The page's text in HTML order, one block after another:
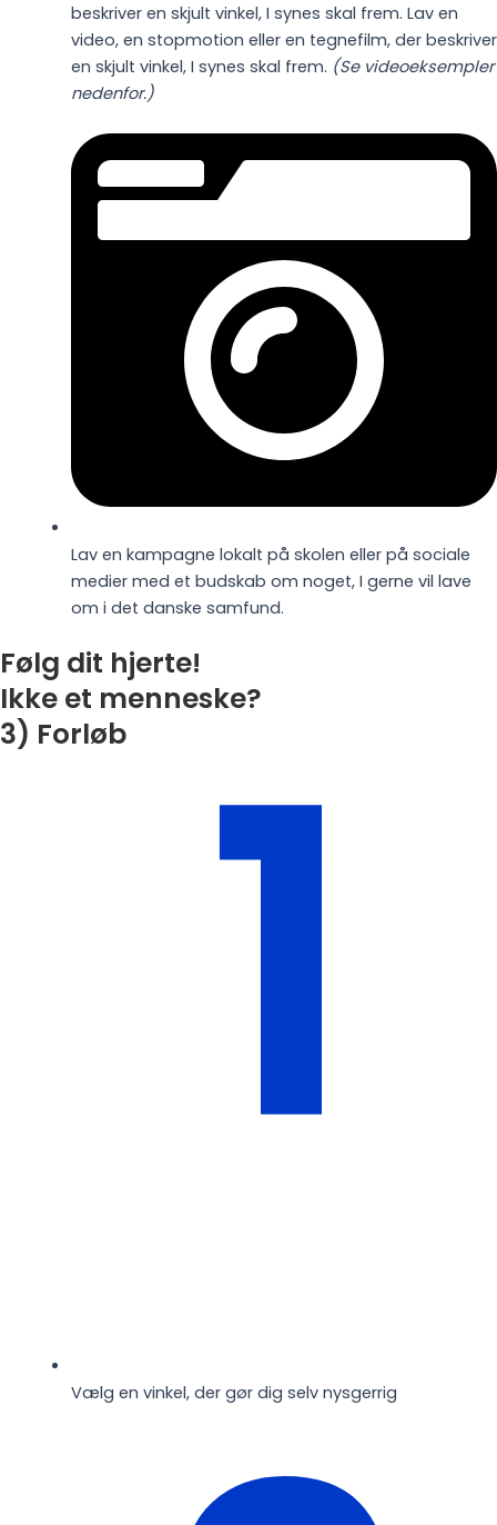
beskriver en skjult vinkel, I synes skal frem. Lav en
video, en stopmotion eller en tegnefilm, der beskriver
en skjult vinkel, I synes skal frem. (Se videoeksempler
nedenfor.)
Lav en kampagne lokalt på skolen eller på sociale
medier med et budskab om noget, I gerne vil lave
om i det danske samfund.
Følg dit hjerte!
Ikke et menneske?
3) Forløb
1
Vælg en vinkel, der gør dig selv nysgerrig